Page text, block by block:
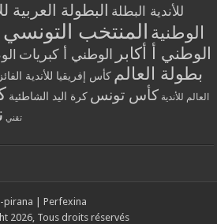
للأندية البطلة البطولة العربية
الوطنية المنتخب التونسي
الوطني أ أكابر الوطني أ كبريات
بطولة العالم كأس إفريقيا للأندية
العالم للأندية كأس تونس كرة اليد الشاطئية
تقني
pirana
Perfexina
2026, Tous droits réservés